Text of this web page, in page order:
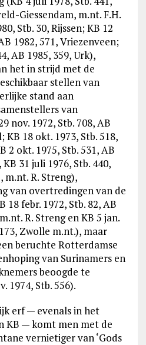
Giessendam, m.nt. F.H.
Stb. 30, Rijssen; KB 12
1982, 571, Vriezenveen;
AB 1985, 359, Urk),
het in strijd met de
stellen van
stand aan
van
nov. 1972, Stb. 708, AB
KB 18 okt. 1973, Stb. 518,
2 okt. 1975, Stb. 531, AB
31 juli 1976, Stb. 440,
m.nt. R. Streng),
van overtredingen van de
febr. 1972, Stb. 82, AB
R. Streng en KB 5 jan.
Zwolle m.nt.), maar
beruchte Rotterdamse
van Surinamers en
beoogde te
1974, Stb. 556).
erf — evenals in het
KB — komt men met de
vernietiger van ‘Gods